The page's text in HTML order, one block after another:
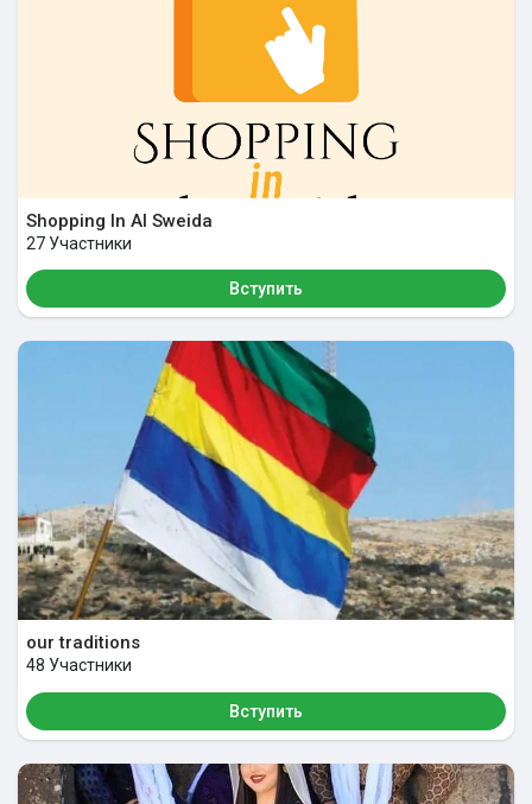
Разработчики
Shopping In Al Sweida
27 Участники
Вступить
our traditions
48 Участники
Вступить